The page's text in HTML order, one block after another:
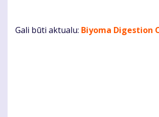
Gali būti aktualu: Biyoma Digestion